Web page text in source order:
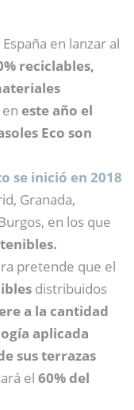
en lanzar al
reciclables,
este año el
Eco son
se inició en 2018
Granada,
en los que
pretende que el
distribuidos
a la cantidad
aplicada
sus terrazas
el 60% del